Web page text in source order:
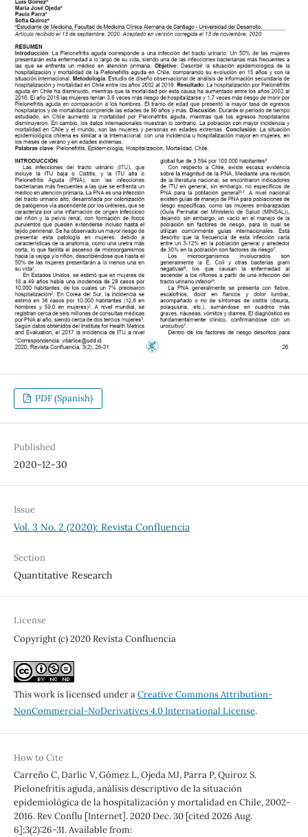
PDF (Spanish)
Published
2020-12-30
Issue
Vol. 3 No. 2 (2020): Revista Confluencia
Section
Quantitative Research
License
Copyright (c) 2020 Revista Confluencia
This work is licensed under aCreative Commons Attribution-
NonCommercial-NoDerivatives 4.0 International License.
How to Cite
Carreño C, Darlic V, Gómez L, Ojeda MJ, Parra P, Quiroz S.
Pielonefritis aguda, análisis descriptivo de la situación
epidemiológica de la hospitalización y mortalidad en Chile, 2002-
2016. Rev Conflu [Internet]. 2020 Dec. 30 [cited 2026 Aug.
6];3(2):26-31. Available from: